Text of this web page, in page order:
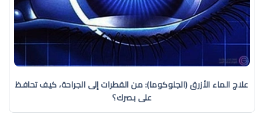
علاج الماء الأزرق (الجلوكوما): من القطرات إلى الجراحة، كيف تحافظ
على بصرك؟